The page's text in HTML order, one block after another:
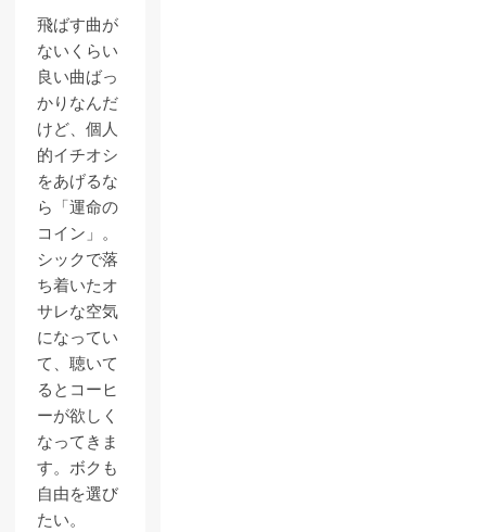
飛ばす曲が
ないくらい
良い曲ばっ
かりなんだ
けど、個人
的イチオシ
をあげるな
ら「運命の
コイン」。
シックで落
ち着いたオ
サレな空気
になってい
て、聴いて
るとコーヒ
ーが欲しく
なってきま
す。ボクも
自由を選び
たい。